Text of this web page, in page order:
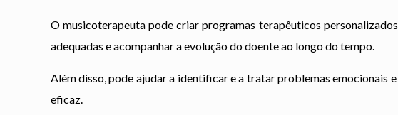
O musicoterapeuta pode criar programas terapêuticos
adequadas e acompanhar a evolução do doente ao longo do tempo.
Além disso, pode ajudar a identificar e a tratar problemas emocionais
eficaz.